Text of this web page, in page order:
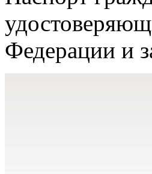
Федерации и